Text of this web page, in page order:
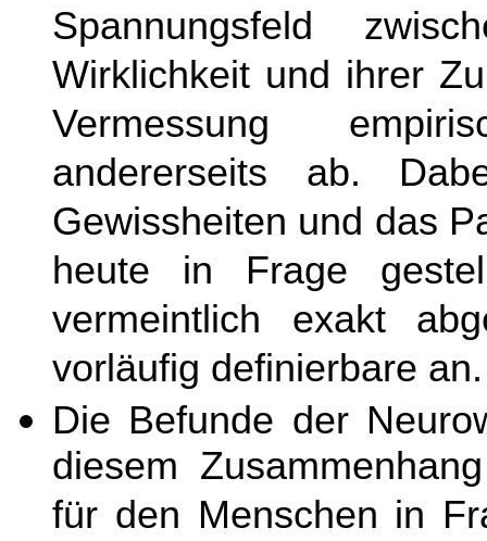
Spannungsfeld
Wirklichkeit und ihrer
Vermessung
andererseits ab.
Gewissheiten und das
heute in Frage
vermeintlich exakt
vorläufig definierbare an.
Die Befunde der
diesem
für den Menschen in